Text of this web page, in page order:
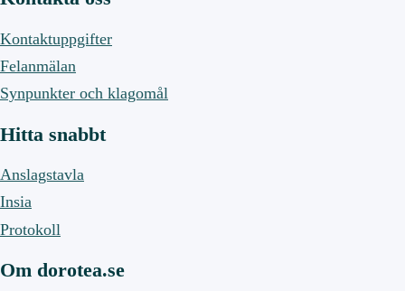
Kontaktuppgifter
Felanmälan
Synpunkter och klagomål
Hitta snabbt
Anslagstavla
Insia
Protokoll
Om dorotea.se